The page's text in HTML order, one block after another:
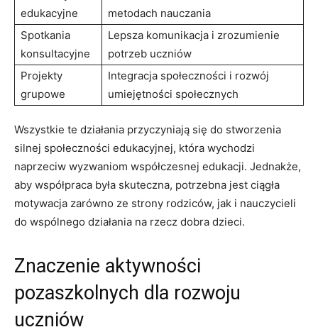
edukacyjne
metodach nauczania
Spotkania
konsultacyjne
Lepsza komunikacja i zrozumienie
potrzeb uczniów
Projekty
grupowe
Integracja społeczności i rozwój
umiejętności społecznych
Wszystkie te działania przyczyniają się do stworzenia
silnej społeczności edukacyjnej, która wychodzi
naprzeciw wyzwaniom współczesnej edukacji. Jednakże,
aby współpraca była skuteczna, potrzebna jest ciągła
motywacja zarówno ze strony rodziców, jak i nauczycieli
do wspólnego działania na rzecz dobra dzieci.
Znaczenie aktywności
pozaszkolnych dla rozwoju
uczniów